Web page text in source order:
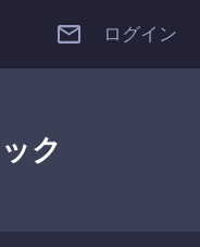
ログイン
ク